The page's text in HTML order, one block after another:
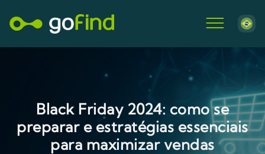
Black Friday 2024: como se
preparar e estratégias essenciais
para maximizar vendas